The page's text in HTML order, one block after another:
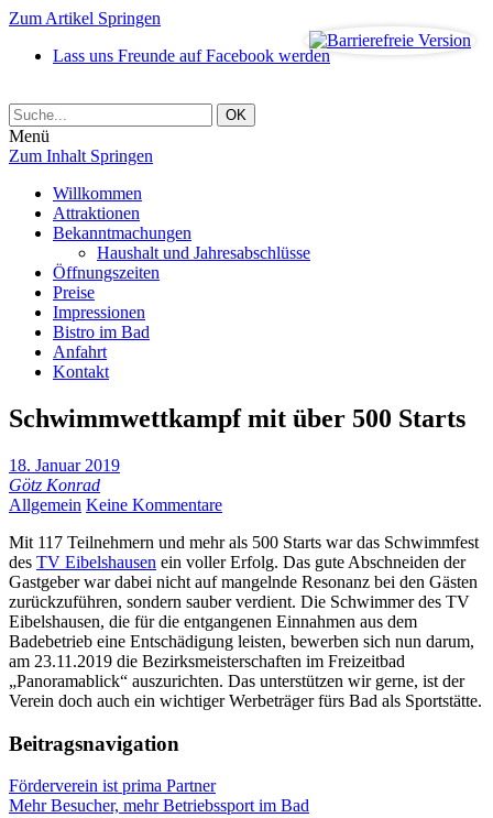
Zum Artikel Springen
Lass uns Freunde auf Facebook werden
Menü
Zum Inhalt Springen
Willkommen
Attraktionen
Bekanntmachungen
Haushalt und Jahresabschlüsse
Öffnungszeiten
Preise
Impressionen
Bistro im Bad
Anfahrt
Kontakt
Schwimmwettkampf mit über 500 Starts
18. Januar 2019
Götz Konrad
Allgemein Keine Kommentare
Mit 117 Teilnehmern und mehr als 500 Starts war das Schwimmfest
des TV Eibelshausen ein voller Erfolg. Das gute Abschneiden der
Gastgeber war dabei nicht auf mangelnde Resonanz bei den Gästen
zurückzuführen, sondern sauber verdient. Die Schwimmer des TV
Eibelshausen, die für die entgangenen Einnahmen aus dem
Badebetrieb eine Entschädigung leisten, bewerben sich nun darum,
am 23.11.2019 die Bezirksmeisterschaften im Freizeitbad
„Panoramablick“ auszurichten. Das unterstützen wir gerne, ist der
Verein doch auch ein wichtiger Werbeträger fürs Bad als Sportstätte.
Beitragsnavigation
Förderverein ist prima Partner
Mehr Besucher, mehr Betriebssport im Bad